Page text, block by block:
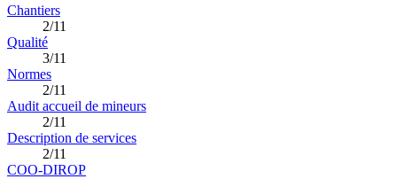
Chantiers
2/11
Qualité
3/11
Normes
2/11
Audit accueil de mineurs
2/11
Description de services
2/11
COO-DIROP